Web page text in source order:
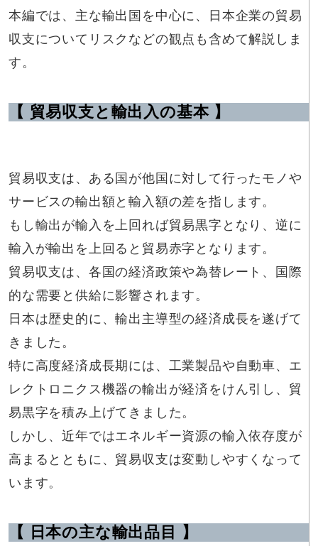
本編では、主な輸出国を中心に、日本企業の貿易
収支についてリスクなどの観点も含めて解説しま
す。
【 貿易収支と輸出入の基本 】
貿易収支は、ある国が他国に対して行ったモノや
サービスの輸出額と輸入額の差を指します。
もし輸出が輸入を上回れば貿易黒字となり、逆に
輸入が輸出を上回ると貿易赤字となります。
貿易収支は、各国の経済政策や為替レート、国際
的な需要と供給に影響されます。
日本は歴史的に、輸出主導型の経済成長を遂げて
きました。
特に高度経済成長期には、工業製品や自動車、エ
レクトロニクス機器の輸出が経済をけん引し、貿
易黒字を積み上げてきました。
しかし、近年ではエネルギー資源の輸入依存度が
高まるとともに、貿易収支は変動しやすくなって
います。
【 日本の主な輸出品目 】